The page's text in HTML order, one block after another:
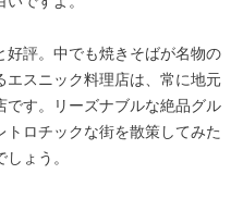
好評。中でも焼きそばが名物の
エスニック料理店は、常に地元
す。リーズナブルな絶品グル
トロチックな街を散策してみた
ょう。